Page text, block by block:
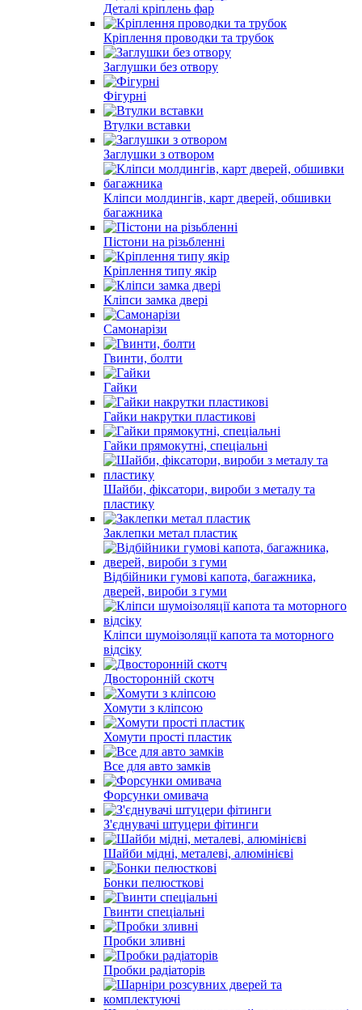
Деталі кріплень фар
Кріплення проводки та трубок
Заглушки без отвору
Фігурні
Втулки вставки
Заглушки з отвором
Кліпси молдингів, карт дверей, обшивки
багажника
Пістони на різьбленні
Кріплення типу якір
Кліпси замка двері
Самонарізи
Гвинти, болти
Гайки
Гайки накрутки пластикові
Гайки прямокутні, спеціальні
Шайби, фіксатори, вироби з металу та
пластику
Заклепки метал пластик
Відбійники гумові капота, багажника,
дверей, вироби з гуми
Кліпси шумоізоляції капота та моторного
відсіку
Двосторонній скотч
Хомути з кліпсою
Хомути прості пластик
Все для авто замків
Форсунки омивача
З'єднувачі штуцери фітинги
Шайби мідні, металеві, алюмінієві
Бонки пелюсткові
Гвинти спеціальні
Пробки зливні
Пробки радіаторів